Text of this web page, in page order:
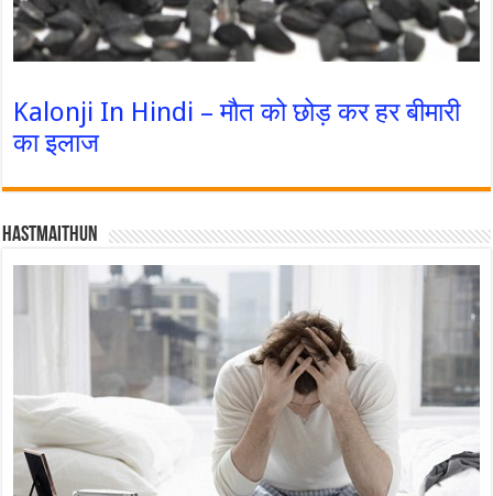
Kalonji In Hindi – मौत को छोड़ कर हर बीमारी
का इलाज
Hastmaithun